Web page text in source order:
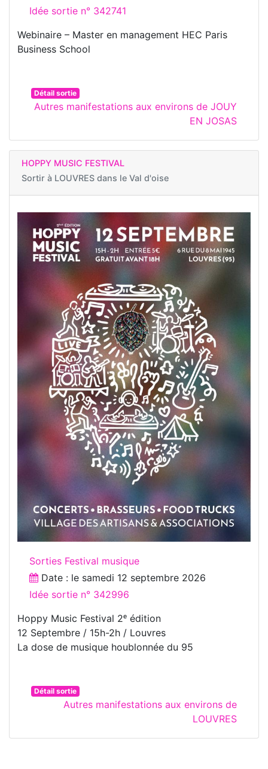
Idée sortie n° 342741
Webinaire – Master en management HEC Paris
Business School
Détail sortie
Autres manifestations aux environs de JOUY
EN JOSAS
HOPPY MUSIC FESTIVAL
Sortir à LOUVRES dans le Val d'oise
Sorties Festival musique
Date : le samedi 12 septembre 2026
Idée sortie n° 342996
Hoppy Music Festival 2ᵉ édition
12 Septembre / 15h-2h / Louvres
La dose de musique houblonnée du 95
Détail sortie
Autres manifestations aux environs de
LOUVRES